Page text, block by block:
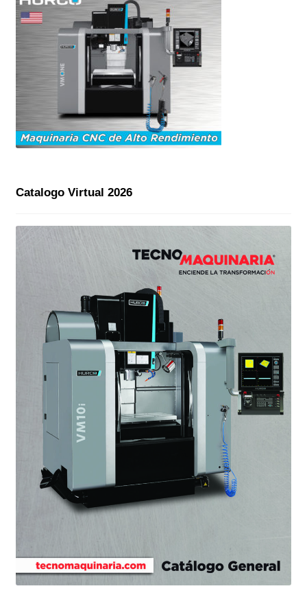
Catalogo Virtual 2026